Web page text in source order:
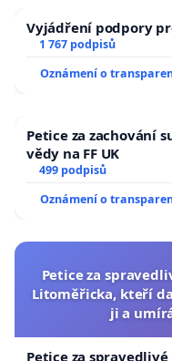
Vyjádření podpory
1 767 podpisů
Oznámení o
Petice za zachování
vědy na FF UK
499 podpisů
Oznámení o
Petice za
Litoměřicka, kteří
ji a
Petice za